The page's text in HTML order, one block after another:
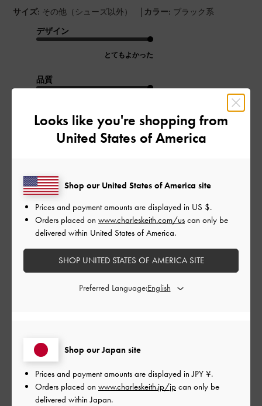
サイズ: その他（シューズ以外） | カラー: ブラック系
デザイン
とてもよかった
品質
もっと見る
ご利用者様
プレゼント
サイズ: その他（シューズ以外）
デザイン
とてもよかった
Looks like you're shopping from
United States of America
Shop our Japan site
Prices and payment amounts are displayed inJPY ¥.
Orders placed on www.charleskeith.jp/jp can only be
delivered within Japan.
Shop our United States of America site
Prices and payment amounts are displayed in US $.
Orders placed on www.charleskeith.com/us can only be
delivered within United States of America.
SHOP UNITED STATES OF AMERICA SITE
Preferred Language: